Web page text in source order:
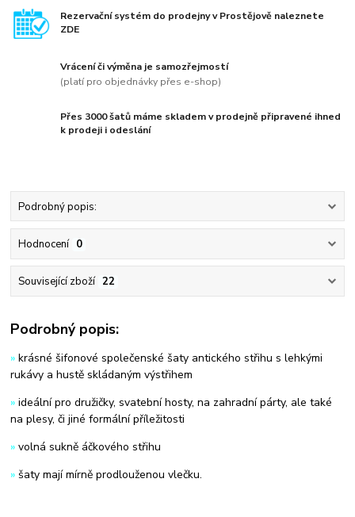
Rezervační systém do prodejny v Prostějově naleznete
ZDE
Vrácení či výměna je samozřejmostí
(platí pro objednávky přes e-shop)
Přes 3000 šatů máme skladem v prodejně připravené ihned
k prodeji i odeslání
Podrobný popis:
Hodnocení 0
Související zboží 22
Podrobný popis:
» krásné šifonové společenské šaty antického střihu s lehkými
rukávy a hustě skládaným výstřihem
» ideální pro družičky, svatební hosty, na zahradní párty, ale také
na plesy, či jiné formální příležitosti
» volná sukně áčkového střihu
» šaty mají mírně prodlouženou vlečku.